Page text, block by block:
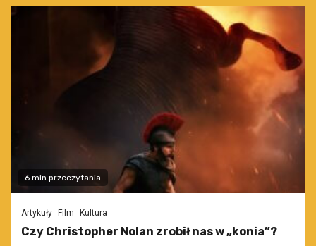
6 min przeczytania
Artykuły Film Kultura
Czy Christopher Nolan zrobił nas w „konia”?